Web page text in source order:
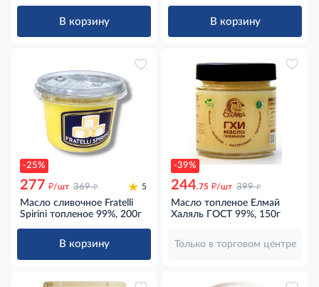
В корзину В корзину
-25%
277 д/шт 369 д 5
Масло сливочное Fratelli
Spirini топленое 99%, 200г
В корзину
-39%
244.75 д/шт 399 д
Масло топленое Елмай
Халяль ГОСТ 99%, 150г
Только в торговом центре